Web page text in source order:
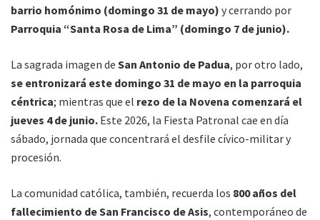
barrio homónimo (domingo 31 de mayo) y cerrando por
Parroquia “Santa Rosa de Lima” (domingo 7 de junio).
La sagrada imagen de San Antonio de Padua, por otro lado,
se entronizará este domingo 31 de mayo en la parroquia
céntrica; mientras que el rezo de la Novena comenzará el
jueves 4 de junio. Este 2026, la Fiesta Patronal cae en día
sábado, jornada que concentrará el desfile cívico-militar y
procesión.
La comunidad católica, también, recuerda los 800 años del
fallecimiento de San Francisco de Asis, contemporáneo de